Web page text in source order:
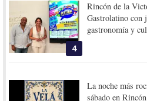
4
Rincón de la
Gastrolatino con
gastronomía y
La noche más
sábado en